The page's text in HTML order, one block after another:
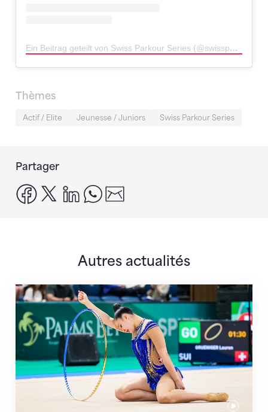
Ein Beitrag geteilt von Swiss Parkour Series (@swissparkourseries)
Thèmes
Actif / Elite Jeunesse / Juniors Swiss Parkour Series
Partager
facebook
x linkedinwhatsapp
Autres actualités
Prochaine étape : les Championnats du monde